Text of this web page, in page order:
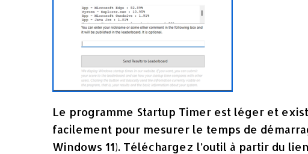
Le programme Startup Timer est léger et
facilement pour mesurer le temps de
Windows 11). Téléchargez l’outil à partir du